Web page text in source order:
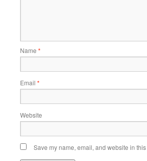
Name *
Email *
Website
Save my name, email, and website in